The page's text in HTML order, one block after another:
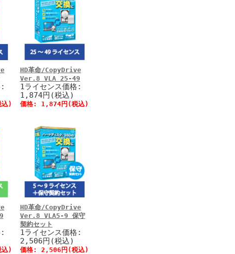
:
込)
HD革命/CopyDrive
Ver.8 VLA 25-49
1ライセンス価格:
1,874円(税込)
価格: 1,874円 (税込)
:
込)
HD革命/CopyDrive
Ver.8 VLA5-9 保守
契約セット
1ライセンス価格:
2,506円(税込)
価格: 2,506円 (税込)